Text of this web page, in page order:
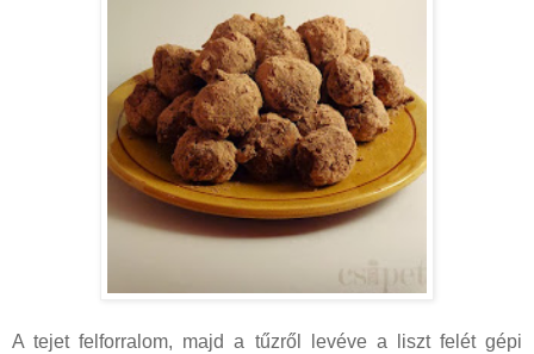
A tejet felforralom, majd a tűzről levéve a liszt felét gépi